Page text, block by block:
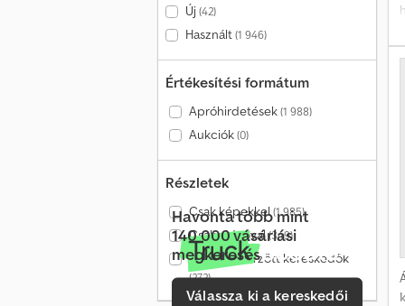
Új(42)
Használt(1 946)
Értékesítési formátum
Apróhirdetések(1 988)
Aukciók(0)
Részletek
Csak képekkel(1 985)
Csak videóval(349)
Csak ellenőrzött kereskedők
(272)
Havonta több mint
140 000 vásárlási
megkeresés
Válassza ki a kereskedői